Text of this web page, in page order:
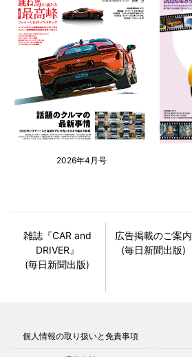
2026年4月号
雑誌『CAR and
DRIVER』
(毎日新聞出版)
広告掲載のご案内
(毎日新聞出版)
個人情報の取り扱いと免責事項